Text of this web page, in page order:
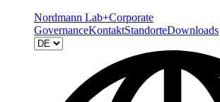
Nordmann Lab+Corporate
GovernanceKontaktStandorteDownloads